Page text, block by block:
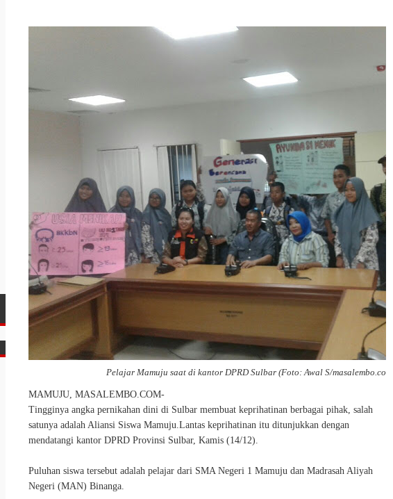
Pelajar Mamuju saat di kantor DPRD Sulbar (Foto: Awal S/masalembo.com)
MAMUJU, MASALEMBO.COM-
Tingginya angka pernikahan dini di Sulbar membuat keprihatinan berbagai pihak, salah
satunya adalah Aliansi Siswa Mamuju.Lantas keprihatinan itu ditunjukkan dengan
mendatangi kantor DPRD Provinsi Sulbar, Kamis (14/12).
Puluhan siswa tersebut adalah pelajar dari SMA Negeri 1 Mamuju dan Madrasah Aliyah
Negeri (MAN) Binanga.